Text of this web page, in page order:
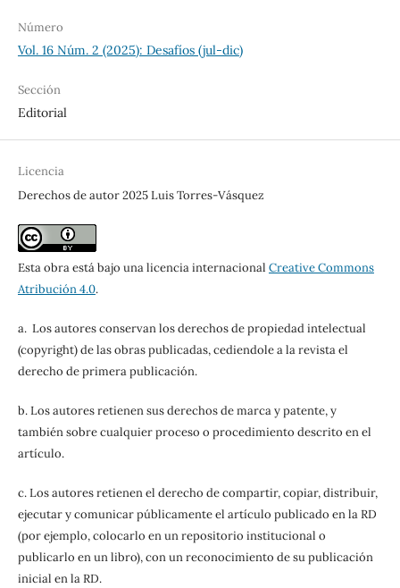
Número
Vol. 16 Núm. 2 (2025): Desafíos (jul-dic)
Sección
Editorial
Licencia
Derechos de autor 2025 Luis Torres-Vásquez
Esta obra está bajo una licencia internacional Creative Commons
Atribución 4.0.
a. Los autores conservan los derechos de propiedad intelectual
(copyright) de las obras publicadas, cediendole a la revista el
derecho de primera publicación.
b. Los autores retienen sus derechos de marca y patente, y
también sobre cualquier proceso o procedimiento descrito en el
artículo.
c. Los autores retienen el derecho de compartir, copiar, distribuir,
ejecutar y comunicar públicamente el artículo publicado en la RD
(por ejemplo, colocarlo en un repositorio institucional o
publicarlo en un libro), con un reconocimiento de su publicación
inicial en la RD.